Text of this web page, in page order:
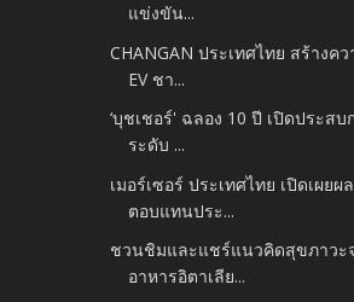
แข่งขัน...
CHANGAN ประเทศไทย สร้างค
EV ชา...
‘บุชเชอร์' ฉลอง 10 ปี เปิดประส
ระดับ ...
เมอร์เซอร์ ประเทศไทย เปิดเผยผ
ตอบแทนประ...
ชวนชิมและแชร์แนวคิดสุขภาวะ
อาหารอิตาเลีย...